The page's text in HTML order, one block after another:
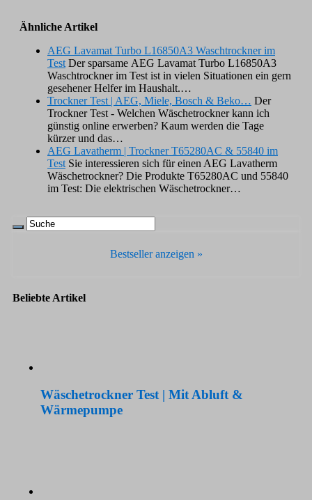
Ähnliche Artikel
AEG Lavamat Turbo L16850A3 Waschtrockner im
Test Der sparsame AEG Lavamat Turbo L16850A3
Waschtrockner im Test ist in vielen Situationen ein gern
gesehener Helfer im Haushalt.…
Trockner Test | AEG, Miele, Bosch & Beko… Der
Trockner Test - Welchen Wäschetrockner kann ich
günstig online erwerben? Kaum werden die Tage
kürzer und das…
AEG Lavatherm | Trockner T65280AC & 55840 im
Test Sie interessieren sich für einen AEG Lavatherm
Wäschetrockner? Die Produkte T65280AC und 55840
im Test: Die elektrischen Wäschetrockner…
Bestseller anzeigen »
Beliebte Artikel
Wäschetrockner Test | Mit Abluft &
Wärmepumpe